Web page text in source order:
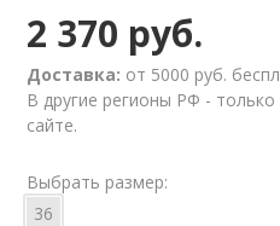
2 370 руб.
Доставка: от 5000 руб.
В другие регионы РФ - только
сайте.
Выбрать размер:
36